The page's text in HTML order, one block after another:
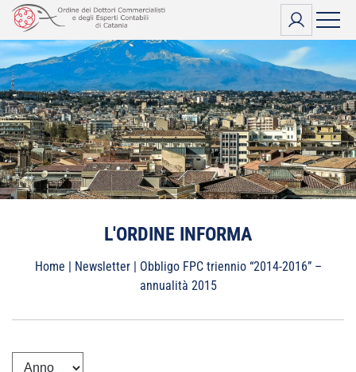
Vai
contenuto
L'ORDINE INFORMA
Home | Newsletter| Obbligo FPC triennio “2014-2016” –
annualità 2015